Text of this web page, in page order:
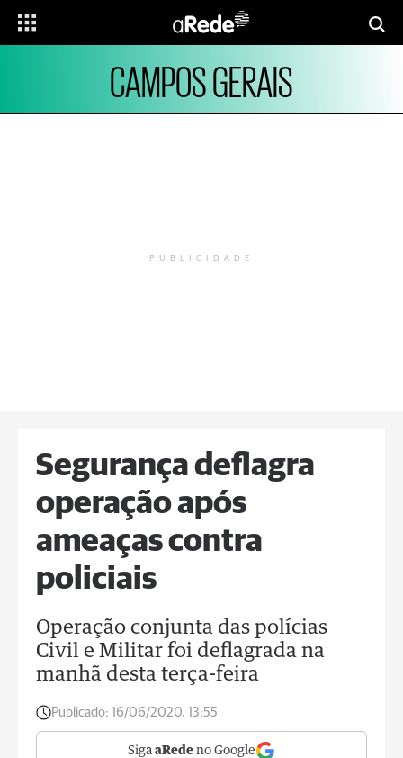
CAMPOS GERAIS
PUBLICIDADE
Segurança deflagra
operação após
ameaças contra
policiais
Operação conjunta das polícias
Civil e Militar foi deflagrada na
manhã desta terça-feira
Publicado: 16/06/2020, 13:55
Siga aRede no Google